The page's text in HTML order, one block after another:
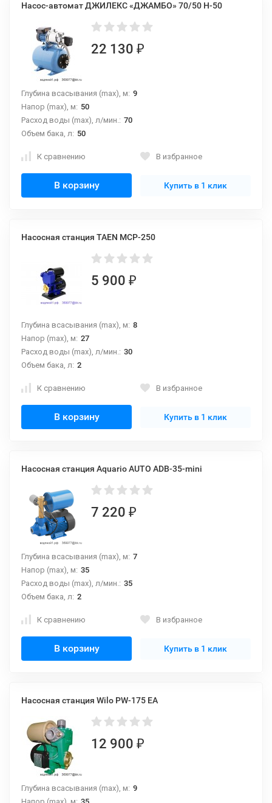
Насос-автомат ДЖИЛЕКС «ДЖАМБО» 70/50 Н-50
22 130 ₽
Глубина всасывания (max), м: 9
Напор (max), м: 50
Расход воды (max), л/мин.: 70
Объем бака, л: 50
К сравнению В избранное
В корзину Купить в 1 клик
Насосная станция TAEN MCP-250
5 900 ₽
Глубина всасывания (max), м: 8
Напор (max), м: 27
Расход воды (max), л/мин.: 30
Объем бака, л: 2
К сравнению В избранное
В корзину Купить в 1 клик
Насосная станция Aquario AUTO ADB-35-mini
7 220 ₽
Глубина всасывания (max), м: 7
Напор (max), м: 35
Расход воды (max), л/мин.: 35
Объем бака, л: 2
К сравнению В избранное
В корзину Купить в 1 клик
Насосная станция Wilo PW-175 EA
12 900 ₽
Глубина всасывания (max), м: 9